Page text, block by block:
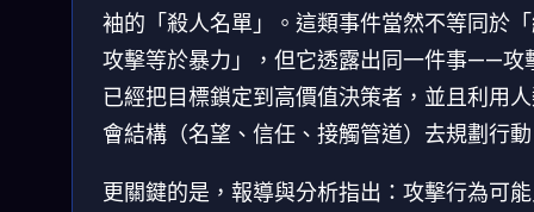
袖的「殺人名單」。這類事件當然不等同於
攻擊等於暴力」，但它透露出同一件事——攻
已經把目標鎖定到高價值決策者，並且利用
會結構（名望、信任、接觸管道）去規劃行
更關鍵的是，報導與分析指出：攻擊行為可